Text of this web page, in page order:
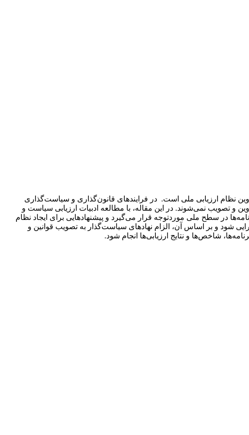
نظام ارزیابی ملی است. در فرایندهای قانون‌گذاری و سیاست‌گذاری
و تصویب نمی‌شوند. در این مقاله، با مطالعه ادبیات ارزیابی سیاست و
در سطح ملی موردتوجه قرار می‌گیرد و پیشنهادهایی برای ایجاد نظام
‌شود و بر اساس آن، الزام نهادهای سیاست‌گذار به تصویب قوانین و
شاخص‌ها و نتایج ارزیابی‌ها انجام ‌شود.